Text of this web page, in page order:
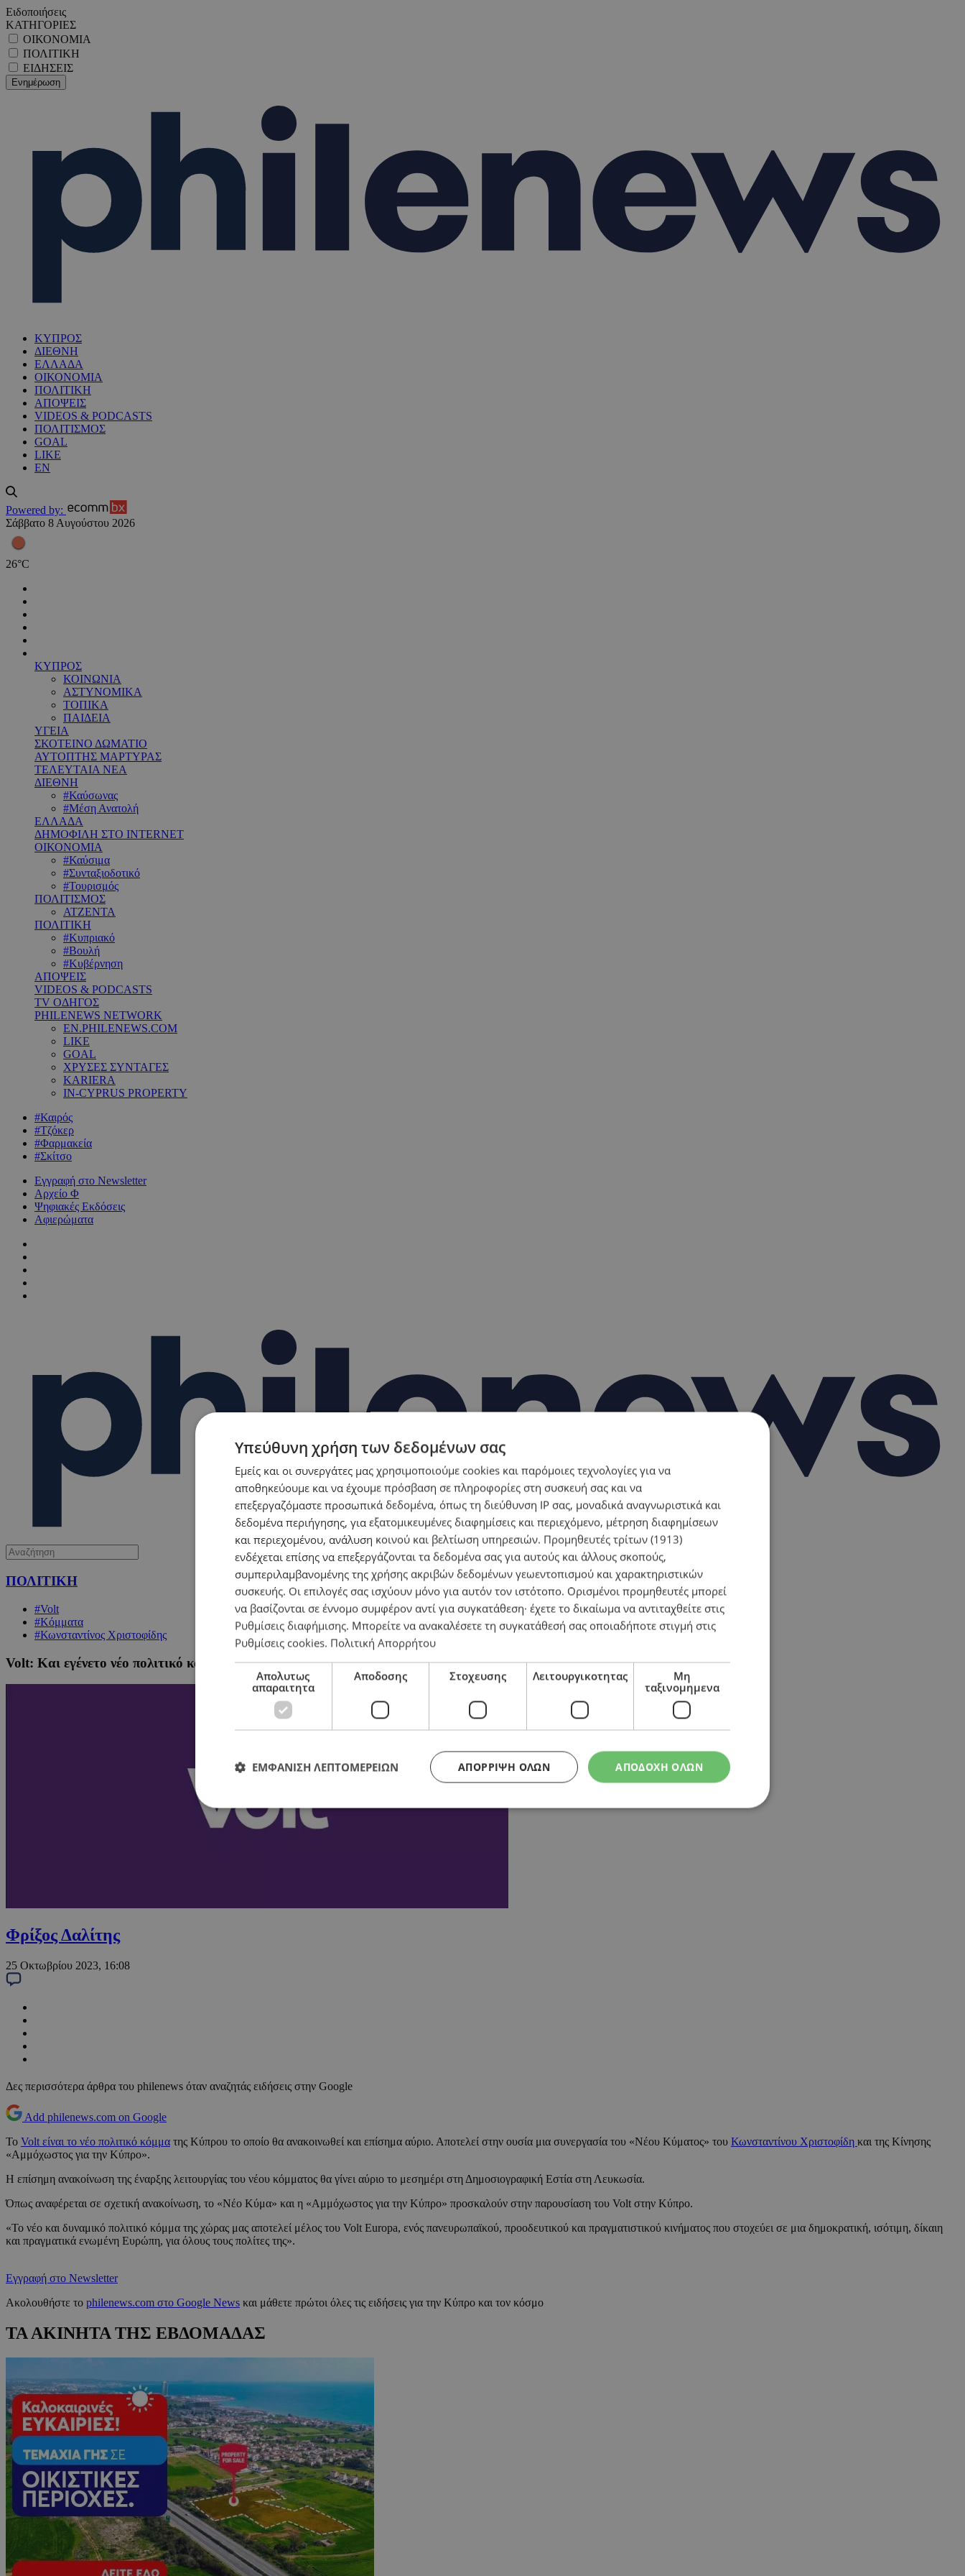
Ειδοποιήσεις
ΚΑΤΗΓΟΡΙΕΣ
ΟΙΚΟΝΟΜΙΑ
ΠΟΛΙΤΙΚΗ
ΕΙΔΗΣΕΙΣ
ΚΥΠΡΟΣ
ΔΙΕΘΝΗ
ΕΛΛΑΔΑ
ΟΙΚΟΝΟΜΙΑ
ΠΟΛΙΤΙΚΗ
ΑΠΟΨΕΙΣ
VIDEOS & PODCASTS
ΠΟΛΙΤΙΣΜΟΣ
GOAL
LIKE
EN
Powered by:
Σάββατο 8 Αυγούστου 2026
26°C
ΚΥΠΡΟΣ
ΚΟΙΝΩΝΙΑ
ΑΣΤΥΝΟΜΙΚΑ
ΤΟΠΙΚΑ
ΠΑΙΔΕΙΑ
ΥΓΕΙΑ
ΣΚΟΤΕΙΝΟ ΔΩΜΑΤΙΟ
ΑΥΤΟΠΤΗΣ ΜΑΡΤΥΡΑΣ
ΤΕΛΕΥΤΑΙΑ ΝΕΑ
ΔΙΕΘΝΗ
#Καύσωνας
#Μέση Ανατολή
ΕΛΛΑΔΑ
ΔΗΜΟΦΙΛΗ ΣΤΟ INTERNET
ΟΙΚΟΝΟΜΙΑ
#Καύσιμα
#Συνταξιοδοτικό
#Τουρισμός
ΠΟΛΙΤΙΣΜΟΣ
ΑΤΖΕΝΤΑ
ΠΟΛΙΤΙΚΗ
#Κυπριακό
#Βουλή
#Κυβέρνηση
ΑΠΟΨΕΙΣ
VIDEOS & PODCASTS
TV ΟΔΗΓΟΣ
PHILENEWS NETWORK
EN.PHILENEWS.COM
LIKE
GOAL
ΧΡΥΣΕΣ ΣΥΝΤΑΓΕΣ
KARIERA
IN-CYPRUS PROPERTY
#Καιρός
#Τζόκερ
#Φαρμακεία
#Σκίτσο
Εγγραφή στο Newsletter
Αρχείο Φ
Ψηφιακές Εκδόσεις
Αφιερώματα
ΠΟΛΙΤΙΚΗ
#Volt
#Κόμματα
#Κωνσταντίνος Χριστοφίδης
Volt: Και εγένετο νέο πολιτικό κόμμα
Φρίξος Δαλίτης
25 Οκτωβρίου 2023, 16:08
Δες περισσότερα άρθρα του philenews όταν αναζητάς ειδήσεις στην Google
Add philenews.com on Google
Το Volt είναι το νέο πολιτικό κόμμα της Κύπρου το οποίο θα ανακοινωθεί και επίσημα αύριο. Αποτελεί στην ουσία μια συνεργασία του «Νέου Κύματος» του Κωνσταντίνου Χριστοφίδη και της Κίνησης
«Αμμόχωστος για την Κύπρο».
Η επίσημη ανακοίνωση της έναρξης λειτουργίας του νέου κόμματος θα γίνει αύριο το μεσημέρι στη Δημοσιογραφική Εστία στη Λευκωσία.
Όπως αναφέρεται σε σχετική ανακοίνωση, το «Νέο Κύμα» και η «Αμμόχωστος για την Κύπρο» προσκαλούν στην παρουσίαση του Volt στην Κύπρο.
«Το νέο και δυναμικό πολιτικό κόμμα της χώρας μας αποτελεί μέλος του Volt Europa, ενός πανευρωπαϊκού, προοδευτικού και πραγματιστικού κινήματος που στοχεύει σε μια δημοκρατική, ισότιμη, δίκαιη
και πραγματικά ενωμένη Ευρώπη, για όλους τους πολίτες της».
Εγγραφή στο Newsletter
Ακολουθήστε το philenews.com στο Google News και μάθετε πρώτοι όλες τις ειδήσεις για την Κύπρο και τον κόσμο
ΤΑ ΑΚΙΝΗΤΑ ΤΗΣ ΕΒΔΟΜΑΔΑΣ
Υπεύθυνη χρήση των δεδομένων σας
Εμείς και οι συνεργάτες μας χρησιμοποιούμε cookies και παρόμοιες τεχνολογίες για να
αποθηκεύουμε και να έχουμε πρόσβαση σε πληροφορίες στη συσκευή σας και να
επεξεργαζόμαστε προσωπικά δεδομένα, όπως τη διεύθυνση IP σας, μοναδικά αναγνωριστικά και
δεδομένα περιήγησης, για εξατομικευμένες διαφημίσεις και περιεχόμενο, μέτρηση διαφημίσεων
και περιεχομένου, ανάλυση κοινού και βελτίωση υπηρεσιών. Προμηθευτές τρίτων (1913)
ενδέχεται επίσης να επεξεργάζονται τα δεδομένα σας για αυτούς και άλλους σκοπούς,
συμπεριλαμβανομένης της χρήσης ακριβών δεδομένων γεωεντοπισμού και χαρακτηριστικών
συσκευής. Οι επιλογές σας ισχύουν μόνο για αυτόν τον ιστότοπο. Ορισμένοι προμηθευτές μπορεί
να βασίζονται σε έννομο συμφέρον αντί για συγκατάθεση· έχετε το δικαίωμα να αντιταχθείτε στις
Ρυθμίσεις διαφήμισης. Μπορείτε να ανακαλέσετε τη συγκατάθεσή σας οποιαδήποτε στιγμή στις
Ρυθμίσεις cookies. Πολιτική Απορρήτου
Απολυτως
απαραιτητα
Αποδοσης Στοχευσης Λειτουργικοτητας
Μη
ταξινομημενα
ΑΠΟΔΟΧΗ ΟΛΩΝ
ΑΠΌΡΡΙΨΗ ΌΛΩΝ
ΕΜΦΑΝΙΣΗ ΛΕΠΤΟΜΕΡΕΙΩΝ